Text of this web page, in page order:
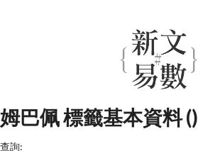
姆巴佩 標籤基本資料 ()
查詢: